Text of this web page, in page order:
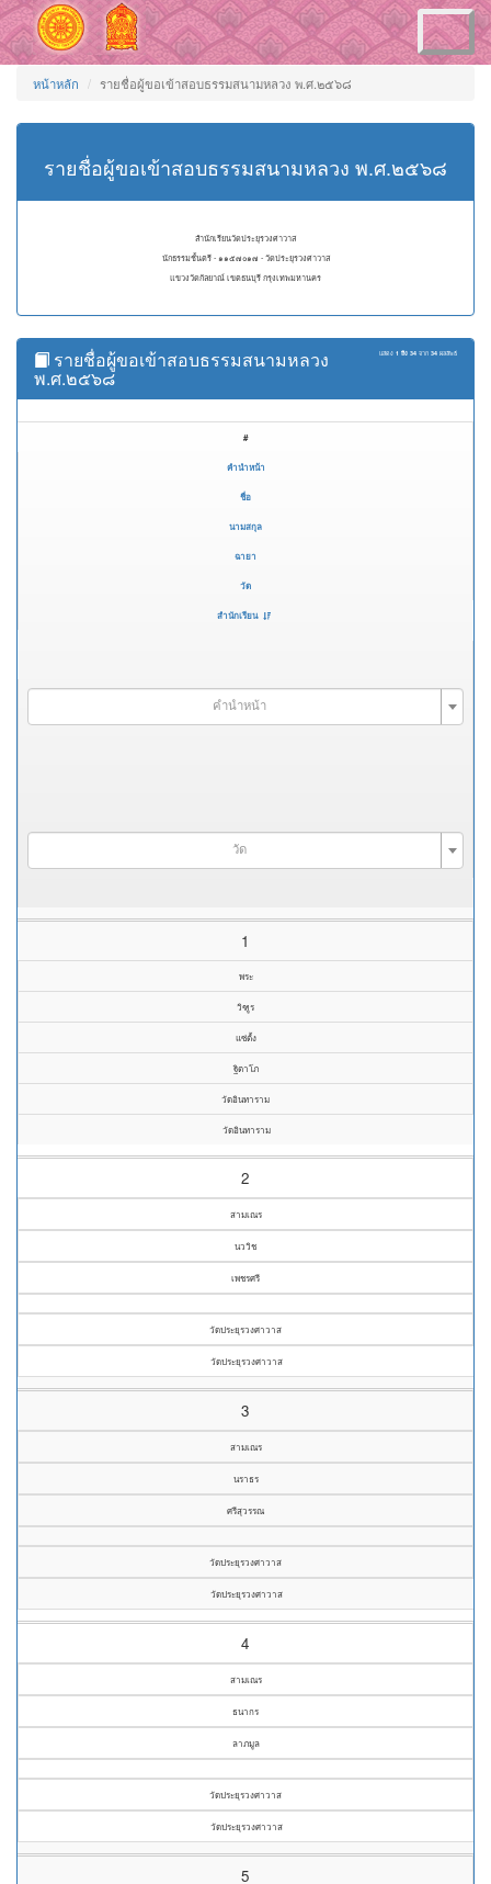
Toggle
navigation
หน้าหลัก รายชื่อผู้ขอเข้าสอบธรรมสนามหลวง พ.ศ.๒๕๖๘
รายชื่อผู้ขอเข้าสอบธรรมสนามหลวง พ.ศ.๒๕๖๘
สำนักเรียนวัดประยุรวงศาวาส
นักธรรมชั้นตรี - ๑๑๕๗๐๑๗ - วัดประยุรวงศาวาส
แขวงวัดกัลยาณ์ เขตธนบุรี กรุงเทพมหานคร
แสดง 1 ถึง 34 จาก 34 ผลลัพธ์
รายชื่อผู้ขอเข้าสอบธรรมสนามหลวง
พ.ศ.๒๕๖๘
#
คำนำหน้า
ชื่อ
นามสกุล
ฉายา
วัด
สำนักเรียน
คำนำหน้า
วัด
1
พระ
วิฑูร
แซ่ตั้ง
ฐิตาโภ
วัดอินทาราม
วัดอินทาราม
2
สามเณร
นววิช
เพชรศรี
วัดประยุรวงศาวาส
วัดประยุรวงศาวาส
3
สามเณร
นราธร
ศรีสุวรรณ
วัดประยุรวงศาวาส
วัดประยุรวงศาวาส
4
สามเณร
ธนากร
ลาภมูล
วัดประยุรวงศาวาส
วัดประยุรวงศาวาส
5